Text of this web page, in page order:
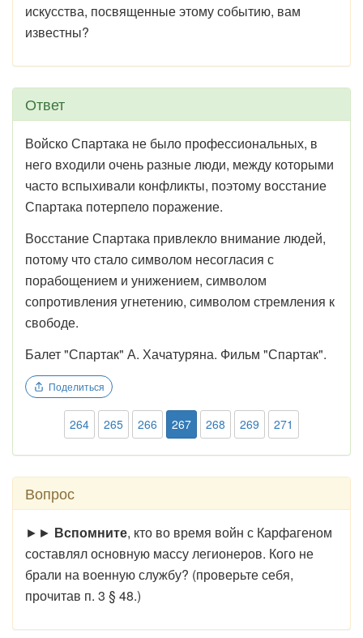
искусства, посвященные этому событию, вам
известны?
Ответ
Войско Спартака не было профессиональных, в
него входили очень разные люди, между которыми
часто вспыхивали конфликты, поэтому восстание
Спартака потерпело поражение.
Восстание Спартака привлекло внимание людей,
потому что стало символом несогласия с
порабощением и унижением, символом
сопротивления угнетению, символом стремления к
свободе.
Балет "Спартак" А. Хачатуряна. Фильм "Спартак".
Поделиться
264 265 266 267 268 269 271
Вопрос
►► Вспомните, кто во время войн с Карфагеном
составлял основную массу легионеров. Кого не
брали на военную службу? (проверьте себя,
прочитав п. 3 § 48.)